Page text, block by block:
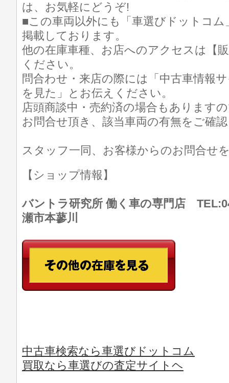
は、お気軽にどうぞ!
■この車両以外にも「車選びドットコ
掲載しております。
他の在庫車種、お店へのアクセスは【
ください。
問合わせ・来店の際には「中古車情報
を見た」とお伝えください。
店頭商談中・売約済の場合もあります
お問合せ頂き、該当車両の有無をご確
スタッフ一同、お客様からのお問合せ
【ショップ情報】
バントラ研究所 働く車の専門店
瀬市本蓼川
中古車検索なら車選びドットコム
買取なら車選びの査定サイトヘ